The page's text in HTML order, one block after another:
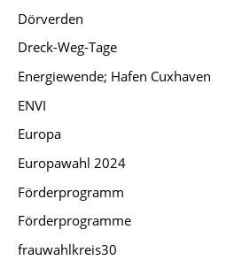
Dörverden
Dreck-Weg-Tage
Energiewende; Hafen Cuxhaven
ENVI
Europa
Europawahl 2024
Förderprogramm
Förderprogramme
frauwahlkreis30